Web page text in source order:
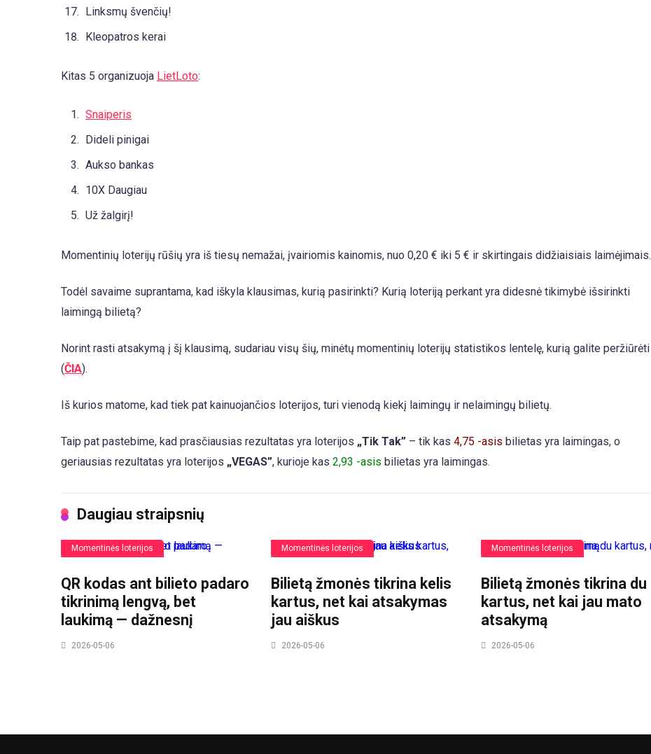
Linksmų švenčių!
Kleopatros kerai
Kitas 5 organizuoja LietLoto:
Snaiperis
Dideli pinigai
Aukso bankas
10X Daugiau
Už žalgirį!
Momentinių loterijų rūšių yra iš tiesų nemažai, įvairiomis kainomis, nuo 0,20 € iki 5 € ir skirtingais didžiaisiais laimėjimais.
Todėl savaime suprantama, kad iškyla klausimas, kurią pasirinkti? Kurią loteriją perkant yra didesnė tikimybė išsirinkti
laimingą bilietą?
Norint rasti atsakymą į šį klausimą, sudariau visų šių, minėtų momentinių loterijų statistikos lentelę, kurią galite peržiūrėti
(ČIA).
Iš kurios matome, kad tiek pat kainuojančios loterijos, turi vienodą kiekį laimingų ir nelaimingų bilietų.
Taip pat pastebime, kad prasčiausias rezultatas yra loterijos „Tik Tak” – tik kas 4,75 -asis bilietas yra laimingas, o
geriausias rezultatas yra loterijos „VEGAS”, kurioje kas 2,93 -asis bilietas yra laimingas.
Daugiau straipsnių
Momentinės loterijos
QR kodas ant bilieto padaro
tikrinimą lengvą, bet
laukimą — dažnesnį
2026-05-06
Momentinės loterijos
Bilietą žmonės tikrina kelis
kartus, net kai atsakymas
jau aiškus
2026-05-06
Momentinės loterijos
Bilietą žmonės tikrina du
kartus, net kai jau mato
atsakymą
2026-05-06